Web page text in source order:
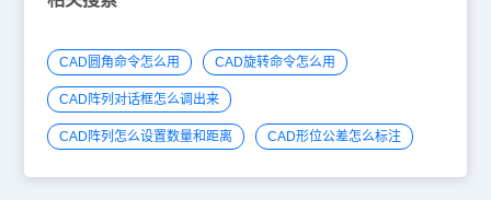
CAD圆角命令怎么用 CAD旋转命令怎么用
CAD阵列对话框怎么调出来
CAD阵列怎么设置数量和距离 CAD形位公差怎么标注